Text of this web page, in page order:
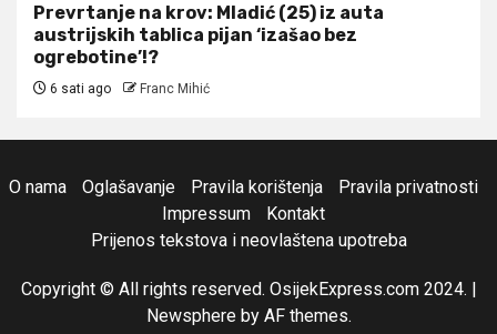
Prevrtanje na krov: Mladić (25) iz auta
austrijskih tablica pijan ‘izašao bez
ogrebotine’!?
6 sati ago Franc Mihić
O nama Oglašavanje Pravila korištenja
Pravila privatnosti
Impressum
Kontakt
Prijenos tekstova i neovlaštena upotreba
Copyright © All rights reserved. OsijekExpress.com 2024. |
Newsphereby AF themes.